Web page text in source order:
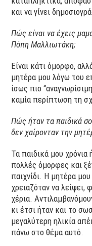
και να γίνει
Πώς είναι να έχεις
Πόπη Μαλλιωτάκη;
Είναι κάτι όμορφο,
μητέρα μου λόγω του
ίσως πιο
καμία περίπτωση τη
Πώς ήταν τα παιδικά
δεν χαίρονταν την
Τα παιδικά μου
πολλές όμορφες και
παιχνίδι. Η μητέρα
χρειαζόταν να λείψει,
χέρια.
κι έτσι ήταν και το
μεγαλύτερη ηλικία
πάνω στο θέμα αυτό.